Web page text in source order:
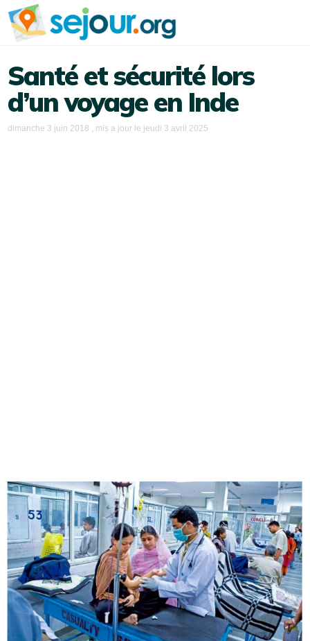
Santé et sécurité lors
d’un voyage en Inde
dimanche 3 juin 2018 , mis a jour le jeudi 3 avril 2025